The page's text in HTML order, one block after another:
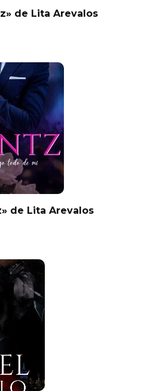
de Lita Arevalos
de Lita Arevalos